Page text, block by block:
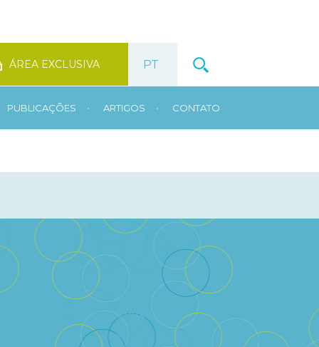
ÁREA EXCLUSIVA
PUBLICAÇÕES • ARTIGOS • CONTATO